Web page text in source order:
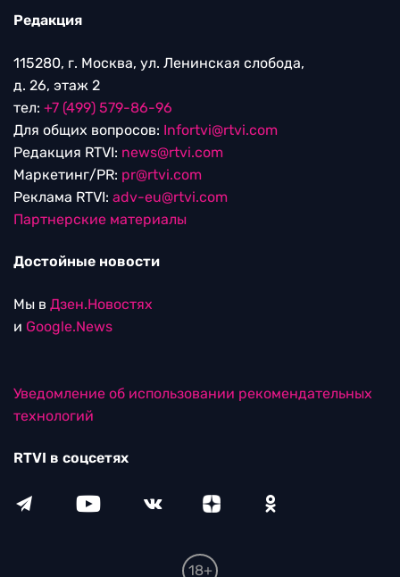
Редакция
115280, г. Москва, ул. Ленинская слобода,
д. 26, этаж 2
тел: +7 (499) 579-86-96
Для общих вопросов: Infortvi@rtvi.com
Редакция RTVI: news@rtvi.com
Маркетинг/PR: pr@rtvi.com
Реклама RTVI: adv-eu@rtvi.com
Партнерские материалы
Достойные новости
Мы в Дзен.Новостях
и Google.News
Уведомление об использовании рекомендательных
технологий
RTVI в соцсетях
18+